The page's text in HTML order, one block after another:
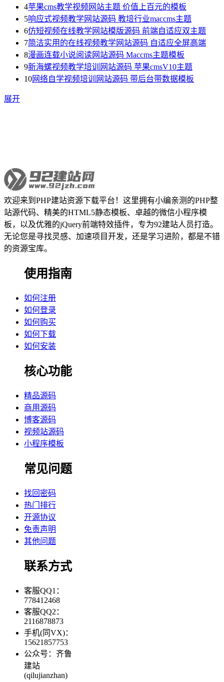
4苹果cms教学视频网站主题 价值上百元的模板
5响应式视频教学网站源码 教培行业maccms主题
6仿短视频在线教学网站模版源码 前端自适应双主题
7简洁实用的在线视频教学网站源码 自适应全屏高端
8漫画连载小说阅读网站源码 Maccms主题模板
9新海螺视频教学培训网站源码 苹果cmsV10主题
10网络自学视频培训网站源码 带后台带数据模板
展开
欢迎来到PHP建站资源下载平台！这里拥有小编亲测的PHP整
站源代码、精美的HTML5静态模板、卓越的微信小程序模
板，以及优雅的jQuery前端特效插件，专为92建站人员打造。
无论您是寻找灵感、加速项目开发，还是学习进阶，都是不错
的资源宝库。
使用指南
如何注册
如何登录
如何购买
如何下载
如何安装
核心功能
精品源码
商用源码
博客源码
视频站源码
小程序模板
常见问题
找回密码
热门排行
开源协议
免责声明
其他问题
联系方式
客服QQ1：
778412468
客服QQ2：
2116878873
手机(同VX)：
15621857753
公众号：齐鲁
建站
(qilujianzhan)